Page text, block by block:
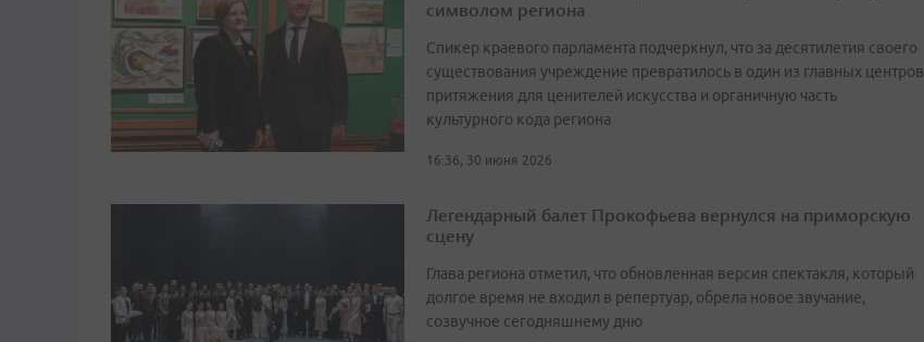
символом региона
Спикер краевого парламента подчеркнул, что за десятилетия своего
существования учреждение превратилось в один из главных центров
притяжения для ценителей искусства и органичную часть
культурного кода региона
16:36, 30 июня 2026
Легендарный балет Прокофьева вернулся на приморскую
сцену
Глава региона отметил, что обновленная версия спектакля, который
долгое время не входил в репертуар, обрела новое звучание,
созвучное сегодняшнему дню